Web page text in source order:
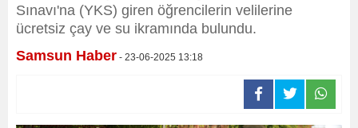
Sınavı'na (YKS) giren öğrencilerin velilerine
ücretsiz çay ve su ikramında bulundu.
Samsun Haber - 23-06-2025 13:18